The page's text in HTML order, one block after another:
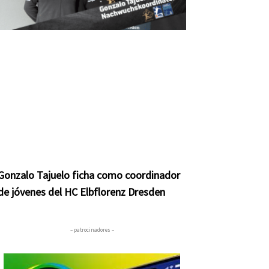
Tajuelo ficha como coordinador
jóvenes del HC Elbflorenz Dresden
– patrocinadores –